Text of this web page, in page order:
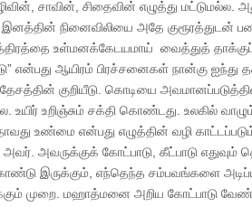
சாவின், சிதைவின் எழுத்து மட்டுமல்ல.
இனத்தின் நினைவிலியை அதே
உள்மனக்கேடயமாய் வைத்துத் தாக்குப்
என்பது ஆயிரம் பிரச்சனைகள் நான்கு
குறியீடு. கொடியை
உறிஞ்சும் சக்தி கொண்டது. உலகில்
உண்மை என்பது எழுத்தின் வழி
அவர். அவருக்குக் கோட்பாடு, கீட்பாடு
இருக்கும், எந்தெந்த சம்பவங்களை
முறை. மஹாத்மனை அறிய கோட்பாடு